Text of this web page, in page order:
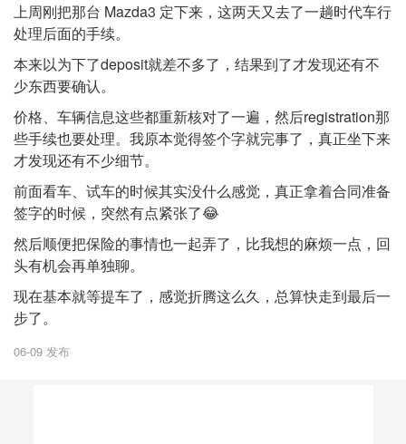
上周刚把那台 Mazda3 定下来，这两天又去了一趟时代车行
处理后面的手续。
本来以为下了deposit就差不多了，结果到了才发现还有不
少东西要确认。
价格、车辆信息这些都重新核对了一遍，然后registration那
些手续也要处理。我原本觉得签个字就完事了，真正坐下来
才发现还有不少细节。
前面看车、试车的时候其实没什么感觉，真正拿着合同准备
签字的时候，突然有点紧张了😂
然后顺便把保险的事情也一起弄了，比我想的麻烦一点，回
头有机会再单独聊。
现在基本就等提车了，感觉折腾这么久，总算快走到最后一
步了。
06-09 发布